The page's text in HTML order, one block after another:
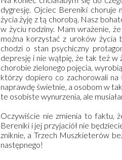
dygresję. Ojciec Bereniki choruje
życia żyję z tą chorobą. Nasz
w życiu rodziny. Mam wrażenie,
można korzystać z uroków życia
chodzi o stan psychiczny
depresję i nie wątpię, że tak też w
chorobie zielonego pojęcia,
którzy dopiero co zachorowali na
naprawdę świetnie, a osobom w
te osobiste wynurzenia, ale
Oczywiście nie zmienia to faktu,
Bereniki i jej przyjaciół nie
zniknie, a Trzech Muszkieterów
następnego!